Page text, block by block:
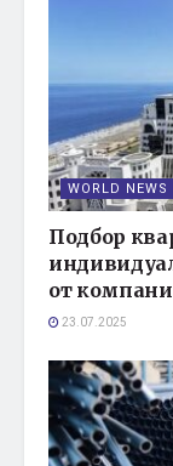
WORLD NEWS
Подбор
от
23.07.2025